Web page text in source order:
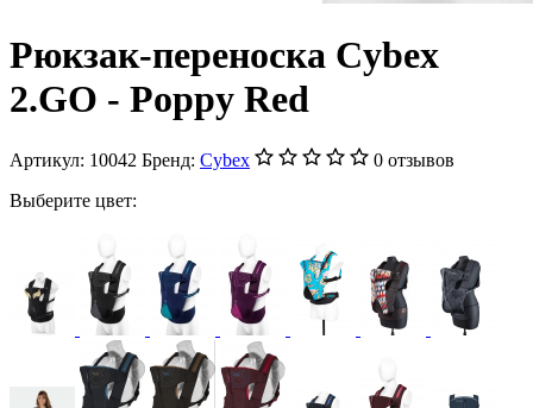
Рюкзак-переноска Cybex
2.GO - Poppy Red
Артикул: 10042 Бренд: Cybex
0 отзывов
Выберите цвет: